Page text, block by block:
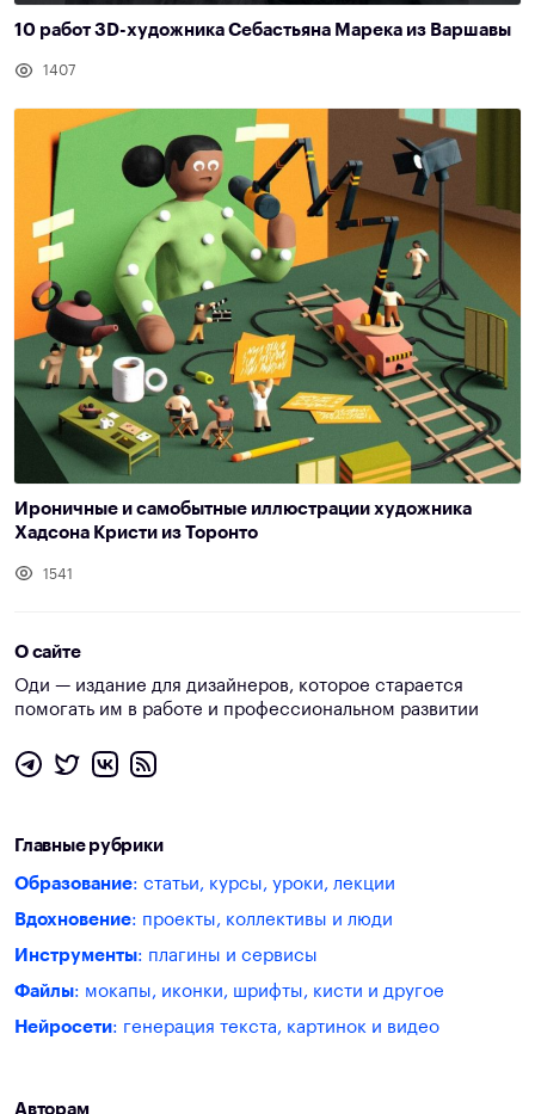
10 работ 3D-художника Себастьяна Марека из Варшавы
1407
Ироничные и самобытные иллюстрации художника
Хадсона Кристи из Торонто
1541
О сайте
Оди — издание для дизайнеров, которое старается
помогать им в работе и профессиональном развитии
Главные рубрики
Образование: статьи, курсы, уроки, лекции
Вдохновение: проекты, коллективы и люди
Инструменты: плагины и сервисы
Файлы: мокапы, иконки, шрифты, кисти и другое
Нейросети: генерация текста, картинок и видео
Авторам